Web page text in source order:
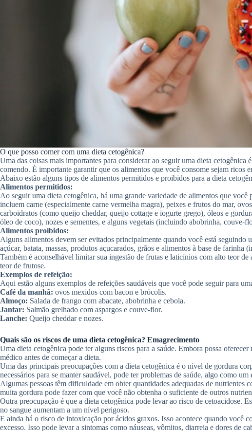
O que posso comer com uma dieta cetogênica?
Uma das coisas mais importantes para considerar ao seguir uma dieta cetogênica
comendo. É importante garantir que os alimentos que você consome sejam ricos
Abaixo estão alguns tipos de alimentos permitidos e proibidos para a dieta
Alimentos permitidos:
Ao seguir uma dieta cetogênica, há uma grande variedade de alimentos que você
incluem carne (especialmente carne vermelha magra), peixes e frutos do mar,
carboidratos (como queijo cheddar, queijo cottage e iogurte grego), óleos e
óleo de coco), nozes e sementes, e alguns vegetais (incluindo abobrinha, couve-
Alimentos proibidos:
Alguns alimentos devem ser evitados principalmente quando você está seguindo
açúcar, batata, massas, produtos açucarados, grãos e alimentos à base de
Também é aconselhável limitar sua ingestão de frutas e laticínios com alto teor
teor de frutose.
Exemplos de refeição:
Aqui estão alguns exemplos de refeições saudáveis ​​que você pode seguir para
Café da manhã: ovos mexidos com bacon e brócolis.
Almoço: Salada de frango com abacate, abobrinha e cebola.
Jantar: Salmão grelhado com aspargos e couve-flor.
Lanche: Queijo cheddar e nozes.
Quais são os riscos de uma dieta cetogênica? Emagrecimento
Uma dieta cetogênica pode ter alguns riscos para a saúde. Embora possa
médico antes de começar a dieta.
Uma das principais preocupações com a dieta cetogênica é o nível de gordura
necessários para se manter saudável, pode ter problemas de saúde, algo como
Algumas pessoas têm dificuldade em obter quantidades adequadas de nutrientes
muita gordura pode fazer com que você não obtenha o suficiente de outros
Outra preocupação é que a dieta cetogênica pode levar ao risco de cetoacidose.
no sangue aumentam a um nível perigoso.
E ainda há o risco de intoxicação por ácidos graxos. Isso acontece quando você
excesso. Isso pode levar a sintomas como náuseas, vômitos, diarreia e dores de